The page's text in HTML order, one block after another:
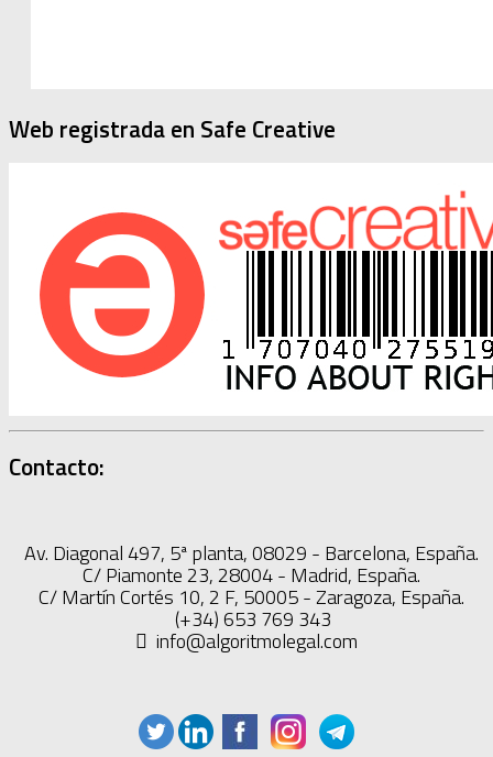
Web registrada en Safe Creative
Contacto:
Av. Diagonal 497, 5ª planta, 08029 - Barcelona, España.
C/ Piamonte 23, 28004 - Madrid, España.
C/ Martín Cortés 10, 2 F, 50005 - Zaragoza, España.
(+34) 653 769 343
info@algoritmolegal.com